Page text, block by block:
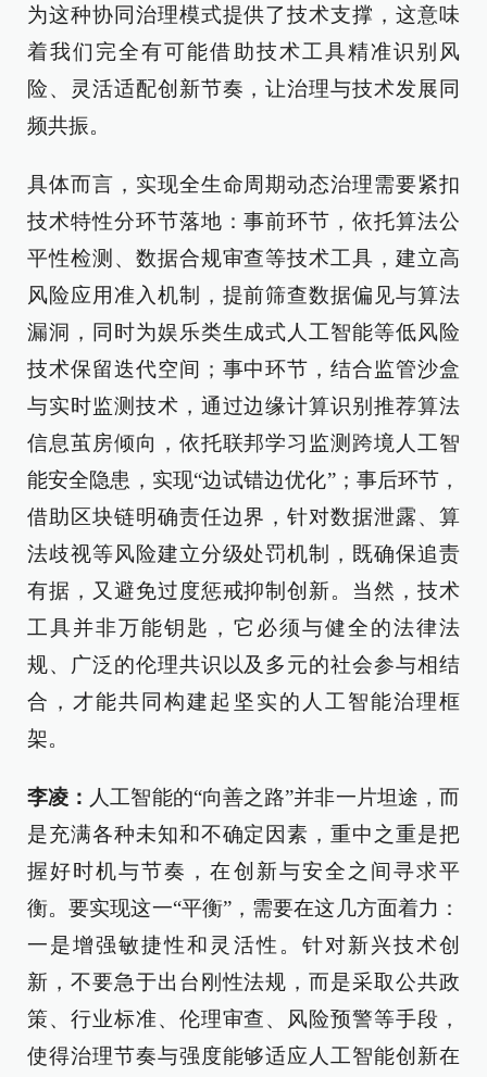
为这种协同治理模式提供了技术支撑，这意味
着我们完全有可能借助技术工具精准识别风
险、灵活适配创新节奏，让治理与技术发展同
频共振。
具体而言，实现全生命周期动态治理需要紧扣
技术特性分环节落地：事前环节，依托算法公
平性检测、数据合规审查等技术工具，建立高
风险应用准入机制，提前筛查数据偏见与算法
漏洞，同时为娱乐类生成式人工智能等低风险
技术保留迭代空间；事中环节，结合监管沙盒
与实时监测技术，通过边缘计算识别推荐算法
信息茧房倾向，依托联邦学习监测跨境人工智
能安全隐患，实现“边试错边优化”；事后环节，
借助区块链明确责任边界，针对数据泄露、算
法歧视等风险建立分级处罚机制，既确保追责
有据，又避免过度惩戒抑制创新。当然，技术
工具并非万能钥匙，它必须与健全的法律法
规、广泛的伦理共识以及多元的社会参与相结
合，才能共同构建起坚实的人工智能治理框
架。
李凌： 人工智能的“向善之路”并非一片坦途，而
是充满各种未知和不确定因素，重中之重是把
握好时机与节奏，在创新与安全之间寻求平
衡。要实现这一“平衡”，需要在这几方面着力：
一是增强敏捷性和灵活性。针对新兴技术创
新，不要急于出台刚性法规，而是采取公共政
策、行业标准、伦理审查、风险预警等手段，
使得治理节奏与强度能够适应人工智能创新在